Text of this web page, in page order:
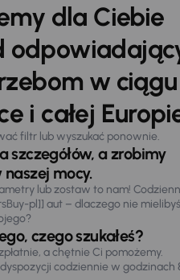
dla Ciebie
w
i całej
filtr lub wyszukać ponownie.
szczegółów, a zrobimy
mocy.
lub zostaw to nam!
pl]] aut – dlaczego nie
czego szukałeś?
a chętnie Ci pomożemy.
codziennie w godzinach